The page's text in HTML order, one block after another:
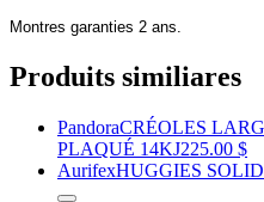
Montres garanties 2 ans.
Produits similiares
PandoraCRÉOLES
PLAQUÉ 14KJ225.00 $
AurifexHUGGIES